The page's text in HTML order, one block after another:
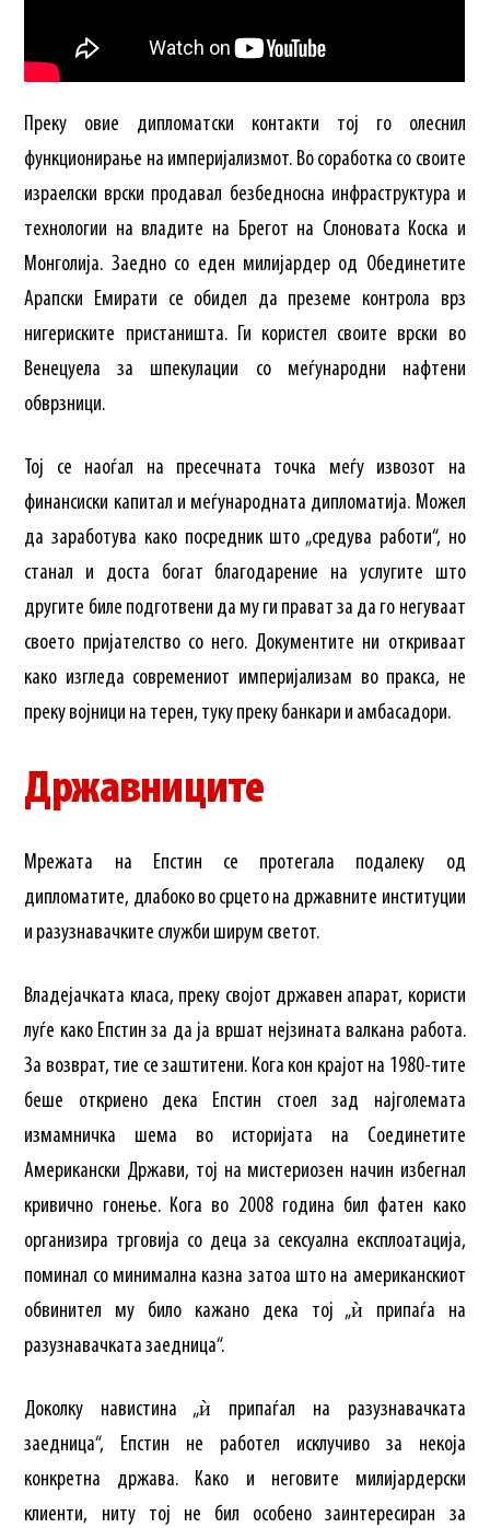
Преку овие дипломатски контакти тој го олеснил
функционирање на империјализмот. Во соработка со своите
израелски врски продавал безбедносна инфраструктура и
технологии на владите на Брегот на Слоновата Коска и
Монголија. Заедно со еден милијардер од Обединетите
Арапски Емирати се обидел да преземе контрола врз
нигериските пристаништа. Ги користел своите врски во
Венецуела за шпекулации со меѓународни нафтени
обврзници.
Тој се наоѓал на пресечната точка меѓу извозот на
финансиски капитал и меѓународната дипломатија. Можел
да заработува како посредник што „средува работи“, но
станал и доста богат благодарение на услугите што
другите биле подготвени да му ги прават за да го негуваат
своето пријателство со него. Документите ни откриваат
како изгледа современиот империјализам во пракса, не
преку војници на терен, туку преку банкари и амбасадори.
Државниците
Мрежата на Епстин се протегала подалеку од
дипломатите, длабоко во срцето на државните институции
и разузнавачките служби ширум светот.
Владејачката класа, преку својот државен апарат, користи
луѓе како Епстин за да ја вршат нејзината валкана работа.
За возврат, тие се заштитени. Кога кон крајот на 1980-тите
беше откриено дека Епстин стоел зад најголемата
измамничка шема во историјата на Соединетите
Американски Држави, тој на мистериозен начин избегнал
кривично гонење. Кога во 2008 година бил фатен како
организира трговија со деца за сексуална експлоатација,
поминал со минимална казна затоа што на американскиот
обвинител му било кажано дека тој „ѝ припаѓа на
разузнавачката заедница“.
Доколку навистина „ѝ припаѓал на разузнавачката
заедница“, Епстин не работел исклучиво за некоја
конкретна држава. Како и неговите милијардерски
клиенти, ниту тој не бил особено заинтересиран за